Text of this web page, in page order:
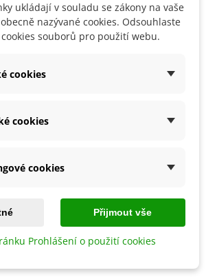
Květinová směs - Ohnivý večer -
semena Kiepenkerl - 1 ks
80 Kč
ukládají v souladu se zákony na vaše
nazývané cookies. Odsouhlaste
souborů pro použití webu.
cookies
cookies
cookies
Přijmout vše
Prohlášení o použití cookies